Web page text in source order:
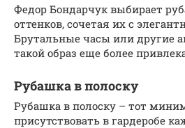
Федор Бондарчук выбирает
оттенков, сочетая их с
Брутальные часы или другие
такой образ еще более
Рубашка в полоску
Рубашка в полоску – тот
присутствовать в гардеробе